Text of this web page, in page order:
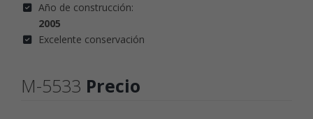
Año de construcción:
2005
Excelente conservación
M-5533 Precio